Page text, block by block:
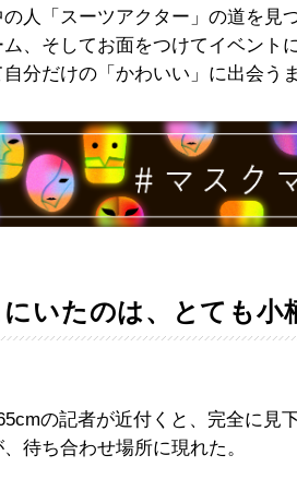
人「スーツアクター」の道を見
ム、そしてお面をつけてイベント
分だけの「かわいい」に出会う
いたのは、とても小
の記者が近付くと、完全に見
待ち合わせ場所に現れた。